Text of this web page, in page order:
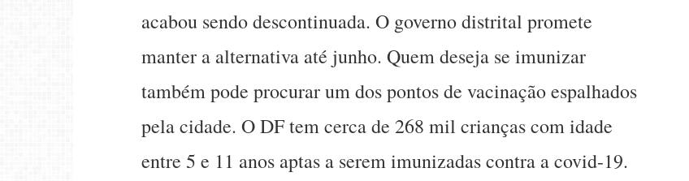
acabou sendo descontinuada. O governo distrital promete
manter a alternativa até junho. Quem deseja se imunizar
também pode procurar um dos pontos de vacinação espalhados
pela cidade. O DF tem cerca de 268 mil crianças com idade
entre 5 e 11 anos aptas a serem imunizadas contra a covid-19.